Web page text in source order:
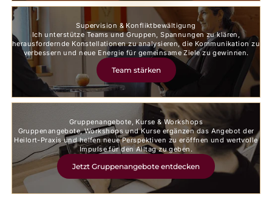
Supervision & Konfliktbewältigung
Ich unterstütze Teams und Gruppen, Spannungen zu klären,
herausfordernde Konstellationen zu analysieren, die Kommunikation zu
verbessern und neue Energie für gemeinsame Ziele zu gewinnen.
Team stärken
Gruppenangebote, Kurse & Workshops
Gruppenangebote, Workshops und Kurse ergänzen das Angebot der
Heilort-Praxis und helfen neue Perspektiven zu eröffnen und wertvolle
Impulse für den Alltag zu geben.
Jetzt Gruppenangebote entdecken